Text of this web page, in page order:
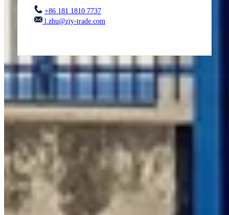
+86 181 1810 7737
l.zhu@zjy-trade.com
Contáctenos para más información
Persona de contacto *
Empresa*
Correo *
Teléfono *